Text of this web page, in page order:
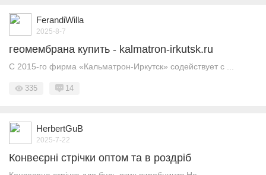
FerandiWilla
2025-8-7
геомембрана купить - kalmatron-irkutsk.ru
С 2015-го фирма «Кальматрон-Иркутск» содействует с ...
335 14
HerbertGuB
2025-7-22
Конвеєрні стрічки оптом та в роздріб